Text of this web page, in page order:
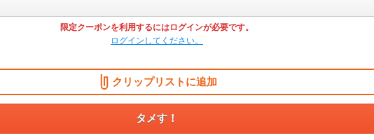
限定クーポンを利用するにはログインが必要です。
ログインしてください。
クリップリストに追加
タメす！